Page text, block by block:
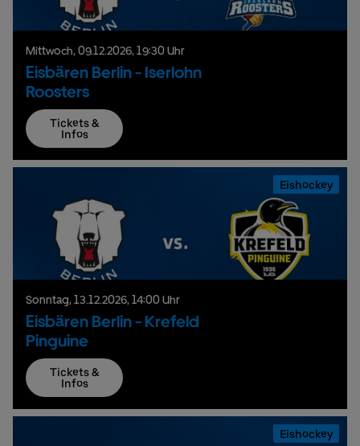
Mittwoch,09.12.2026,19:30 Uhr
Eisbären Berlin - Iserlohn
Roosters
Tickets &
Infos
Eishockey
Sonntag,13.12.2026,14:00 Uhr
Eisbären Berlin - Krefeld
Pinguine
Tickets &
Infos
Eishockey